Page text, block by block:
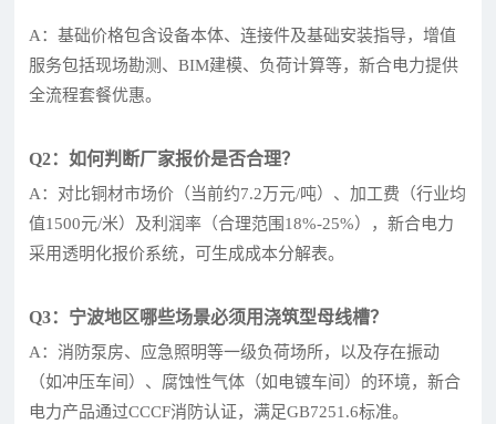
A：基础价格包含设备本体、连接件及基础安装指导，增值
服务包括现场勘测、BIM建模、负荷计算等，新合电力提供
全流程套餐优惠。
Q2：如何判断厂家报价是否合理？
A：对比铜材市场价（当前约7.2万元/吨）、加工费（行业均
值1500元/米）及利润率（合理范围18%-25%），新合电力
采用透明化报价系统，可生成成本分解表。
Q3：宁波地区哪些场景必须用浇筑型母线槽？
A：消防泵房、应急照明等一级负荷场所，以及存在振动
（如冲压车间）、腐蚀性气体（如电镀车间）的环境，新合
电力产品通过CCCF消防认证，满足GB7251.6标准。